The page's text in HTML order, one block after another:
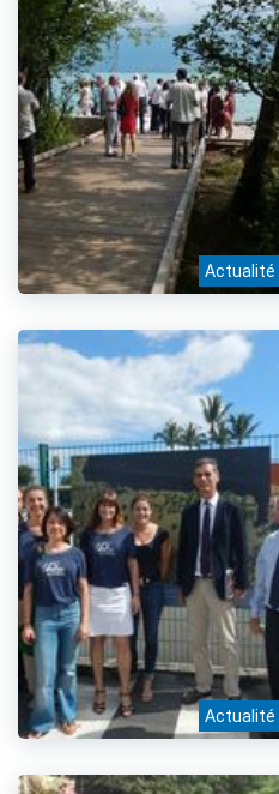
Actualité
Actualité